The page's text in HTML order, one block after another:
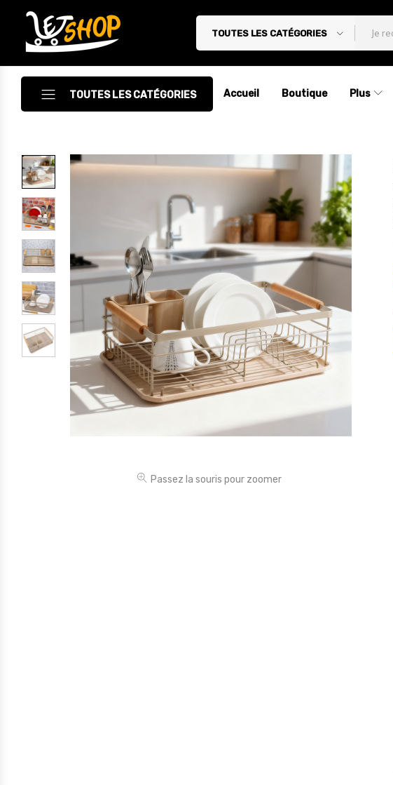
Letshop.dz
TOUTES LES CATÉGORIES
TOUTES LES CATÉGORIES
Accessoires
Accessoires Auto/Moto
Accessoires PC
Camping & Randonnée
Cuisine
Décoration
Electroménager
Électronique
Jouets
Maison
Maternité
Accueil Boutique Plus
Passez la souris pour zoomer